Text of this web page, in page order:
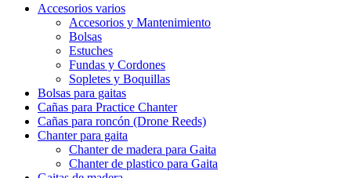
Accesorios varios
Accesorios y Mantenimiento
Bolsas
Estuches
Fundas y Cordones
Sopletes y Boquillas
Bolsas para gaitas
Cañas para Practice Chanter
Cañas para roncón (Drone Reeds)
Chanter para gaita
Chanter de madera para Gaita
Chanter de plastico para Gaita